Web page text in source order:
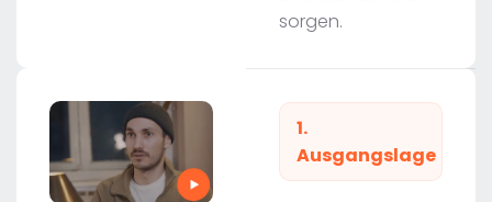
sorgen.
1.
Ausgangslage